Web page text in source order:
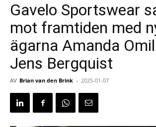
Gavelo Sportswear
mot framtiden med
ägarna Amanda
Jens Bergquist
AV Brian van den Brink - 2025-01-07